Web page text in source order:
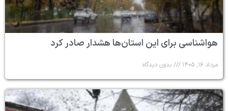
هواشناسی برای این استان‌ها هشدار صادر کرد
مرداد ۱۶, ۱۴۰۵ بدون دیدگاه